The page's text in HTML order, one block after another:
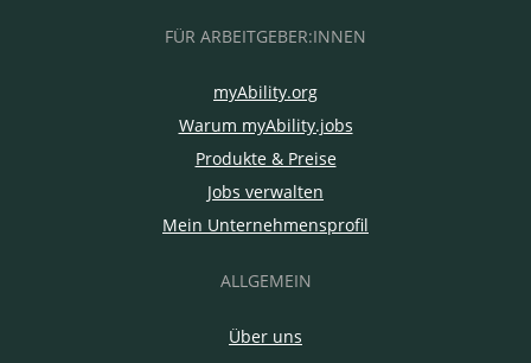
FÜR ARBEITGEBER:INNEN
myAbility.org
Warum myAbility.jobs
Produkte & Preise
Jobs verwalten
Mein Unternehmensprofil
ALLGEMEIN
Über uns